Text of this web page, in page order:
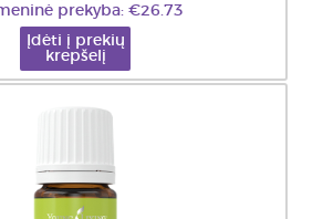
prekyba: €26.73
Įdėti į prekių
krepšelį